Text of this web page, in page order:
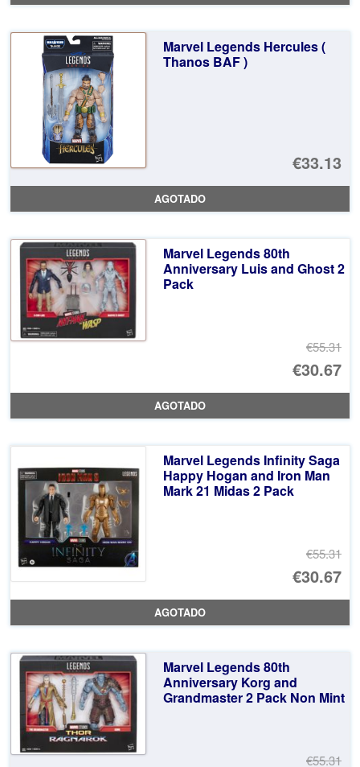
Marvel Legends Hercules (
Thanos BAF )
€33.13
AGOTADO
Marvel Legends 80th
Anniversary Luis and Ghost 2
Pack
€55.31
El
€30.67
El
AGOTADO
Marvel Legends Infinity Saga
Happy Hogan and Iron Man
Mark 21 Midas 2 Pack
€55.31
El
€30.67
El
AGOTADO
Marvel Legends 80th
Anniversary Korg and
Grandmaster 2 Pack Non Mint
€55.31